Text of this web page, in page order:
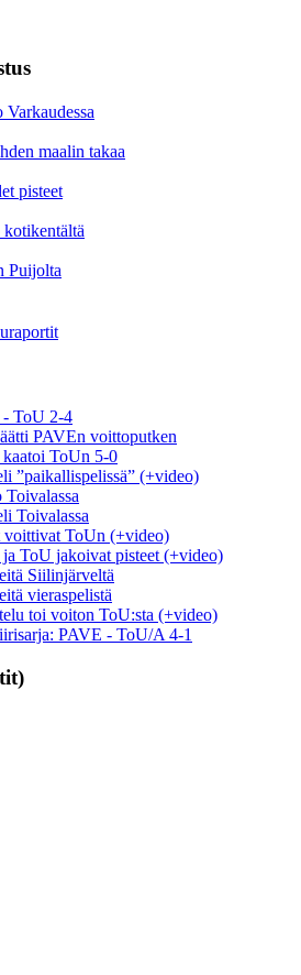
maalin takaa
pisteet
Puijolta
- ToU 2-4
PAVEn voittoputken
ToUn 5-0
”paikallispelissä” (+video)
Toivalassa
Toivalassa
voittivat ToUn (+video)
ToU jakoivat pisteet (+video)
Siilinjärveltä
vieraspelistä
toi voiton ToU:sta (+video)
PAVE - ToU/A 4-1